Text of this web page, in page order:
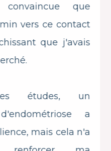
que
vers ce contact
que j'avais
études, un
a
mais cela n'a